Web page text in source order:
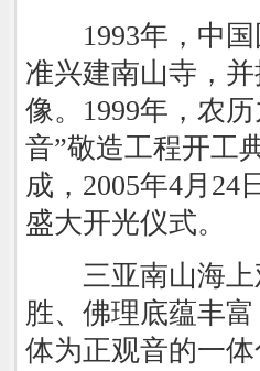
1993年，中国
准兴建南山寺，
像。1999年，农
音”敬造工程开工
成，2005年4月
盛大开光仪式。
三亚南山海上
胜、佛理底蕴丰
体为正观音的一